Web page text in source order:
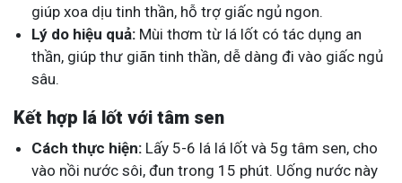
giúp xoa dịu tinh thần, hỗ trợ giấc ngủ ngon.
Lý do hiệu quả: Mùi thơm từ lá lốt có tác dụng an
thần, giúp thư giãn tinh thần, dễ dàng đi vào giấc ngủ
sâu.
Kết hợp lá lốt với tâm sen
Cách thực hiện: Lấy 5-6 lá lá lốt và 5g tâm sen, cho
vào nồi nước sôi, đun trong 15 phút. Uống nước này